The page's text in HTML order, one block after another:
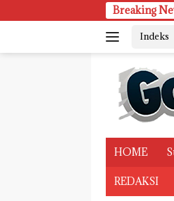
ke
Breaking
Indeks
HOME
REDAKSI